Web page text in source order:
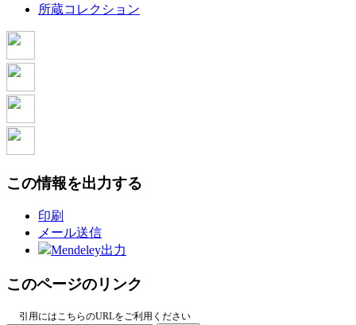
所蔵コレクション
この情報を出力する
印刷
メール送信
Mendeley出力
このページのリンク
引用にはこちらのURLをご利用ください